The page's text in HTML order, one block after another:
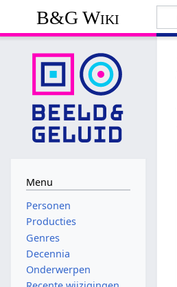
B&G Wiki
Menu
Personen
Producties
Genres
Decennia
Onderwerpen